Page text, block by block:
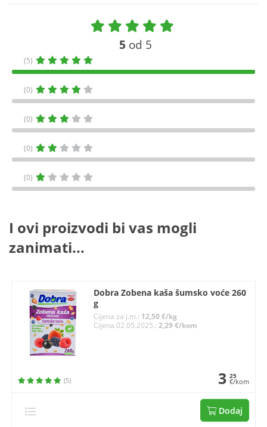
5 od 5
(5)
(0)
(0)
(0)
(0)
I ovi proizvodi bi vas mogli
zanimati...
Dobra Zobena kaša šumsko voće 260
g
Cijena za j.m.: 12,50 €/kg
Cijena 02.05.2025.: 2,29 €/kom
(5) 3 25
€/kom
Dodaj